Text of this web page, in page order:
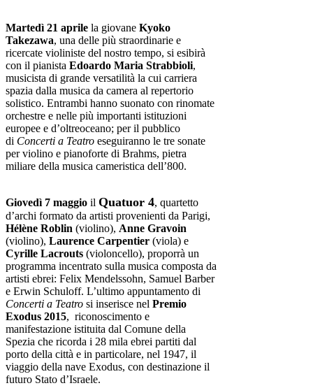
Martedì 21 aprile la giovane Kyoko
Takezawa, una delle più straordinarie e
ricercate violiniste del nostro tempo, si esibirà
con il pianista Edoardo Maria Strabbioli,
musicista di grande versatilità la cui carriera
spazia dalla musica da camera al repertorio
solistico. Entrambi hanno suonato con rinomate
orchestre e nelle più importanti istituzioni
europee e d’oltreoceano; per il pubblico
di Concerti a Teatro eseguiranno le tre sonate
per violino e pianoforte di Brahms, pietra
miliare della musica cameristica dell’800.
Giovedì 7 maggio il Quatuor 4, quartetto
d’archi formato da artisti provenienti da Parigi,
Hélène Roblin (violino), Anne Gravoin
(violino), Laurence Carpentier (viola) e
Cyrille Lacrouts (violoncello), proporrà un
programma incentrato sulla musica composta da
artisti ebrei: Felix Mendelssohn, Samuel Barber
e Erwin Schuloff. L’ultimo appuntamento di
Concerti a Teatro si inserisce nel Premio
Exodus 2015, riconoscimento e
manifestazione istituita dal Comune della
Spezia che ricorda i 28 mila ebrei partiti dal
porto della città e in particolare, nel 1947, il
viaggio della nave Exodus, con destinazione il
futuro Stato d’Israele.